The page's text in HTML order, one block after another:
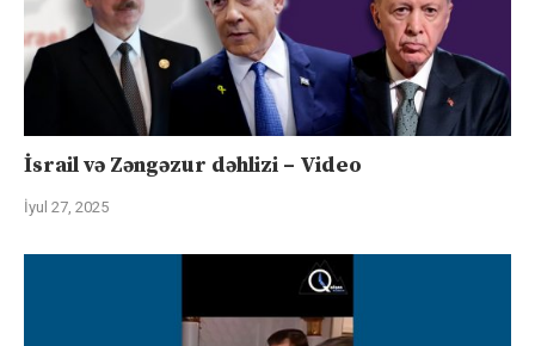
İsrail və Zəngəzur dəhlizi – Video
İyul 27, 2025